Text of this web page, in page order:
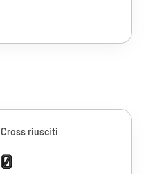
Cross riusciti
0